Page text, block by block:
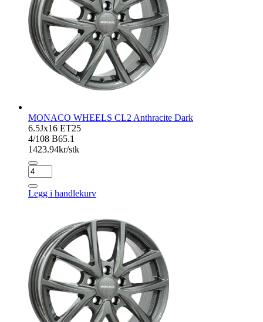
MONACO WHEELS CL2 Anthracite Dark
6.5Jx16 ET25
4/108 B65.1
1423.94kr/stk
MONACO
WHEELS
CL2
Anthracite
Legg i handlekurv